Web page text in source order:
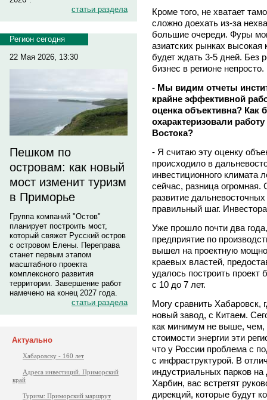
статьи раздела
Регион сегодня
22 Мая 2026, 13:30
Пешком по
островам: как новый
мост изменит туризм
в Приморье
Группа компаний "Остов"
планирует построить мост,
который свяжет Русский остров
с островом Елены. Переправа
станет первым этапом
масштабного проекта
комплексного развития
территории. Завершение работ
намечено на конец 2027 года.
статьи раздела
Актуально
Хабаровску - 160 лет
Адреса инвестиций. Приморский
край
Туризм: Приморский маршрут
Кроме того, не хватает
сложно доехать из-за
большие очереди. Фуры
азиатских рынках высокая
будет ждать 3-5 дней. Без
бизнес в регионе непросто.
- Мы видим отчеты
крайне эффективной
оценка объективна? Как
охарактеризовали
Востока?
- Я считаю эту оценку
происходило в
инвестиционного климата
сейчас, разница огромная.
развитие
правильный шаг.
Уже прошло почти два
предприятие по
вышел на проектную
краевых властей,
удалось построить проект
с 10 до 7 лет.
Могу сравнить Хабаровск,
новый завод, с Китаем.
как минимум не выше, чем,
стоимости энергии эти
что у России проблема с
с инфраструктурой. В
индустриальных парков
Харбин, вас встретят
дирекций, которые будут